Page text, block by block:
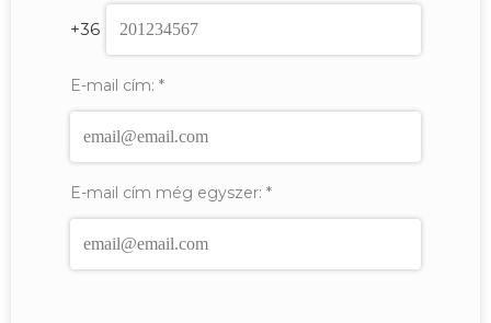
+36
E-mail cím: *
E-mail cím még egyszer: *